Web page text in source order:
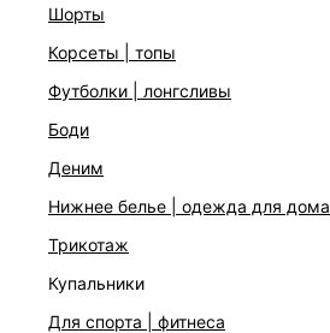
шорты
корсеты | топы
футболки | лонгсливы
боди
деним
нижнее белье | одежда для дома
трикотаж
купальники
для спорта | фитнеса
КАТАЛОГ
КОМПАНИЯ